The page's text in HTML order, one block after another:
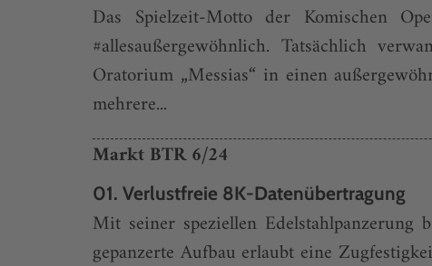
Das Spielzeit-Motto der Komischen
#allesaußergewöhnlich. Tatsächlich
Oratorium „Messias“ in einen
mehrere...
Markt BTR 6/24
01. Verlustfreie 8K-Datenübertragung
Mit seiner speziellen
gepanzerte Aufbau erlaubt eine